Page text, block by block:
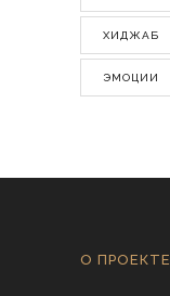
ХИДЖАБ
ЭМОЦИИ
О ПРОЕКТЕ